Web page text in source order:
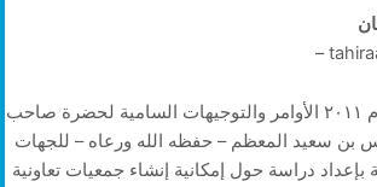
صدرت في فبراير العام ٢٠١١ الأوامر والتوجيهات السامية لحضرة صاحب
بن سعيد المعظم – حفظه الله ورعاه – للجهات
دراسة حول إمكانية إنشاء جمعيات تعاونية